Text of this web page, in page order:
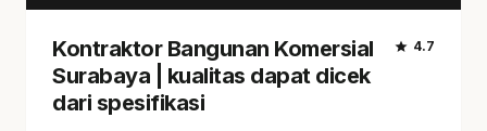
Kontraktor Bangunan Komersial
Surabaya | kualitas dapat dicek
dari spesifikasi
star 4.7